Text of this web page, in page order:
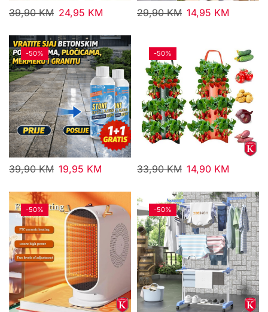
39,90KM 24,95 KM 29,90KM 14,95 KM
-50%
39,90KM 19,95 KM
-50%
33,90KM 14,90 KM
-50% -50%